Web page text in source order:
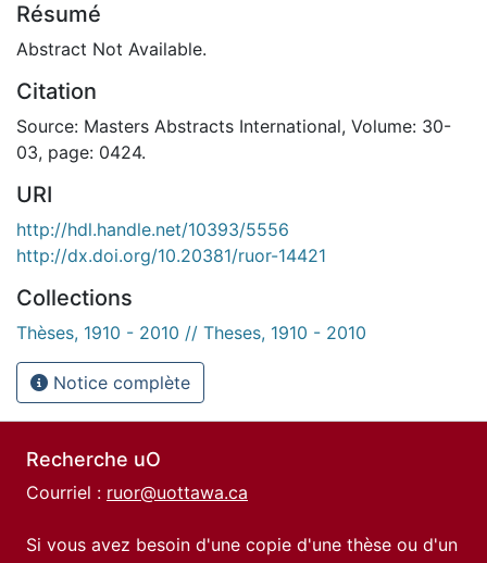
Résumé
Abstract Not Available.
Citation
Source: Masters Abstracts International, Volume: 30-
03, page: 0424.
URI
http://hdl.handle.net/10393/5556
http://dx.doi.org/10.20381/ruor-14421
Collections
Thèses, 1910 - 2010 // Theses, 1910 - 2010
Notice complète
Recherche uO
Courriel : ruor@uottawa.ca
Si vous avez besoin d'une copie d'une thèse ou d'un